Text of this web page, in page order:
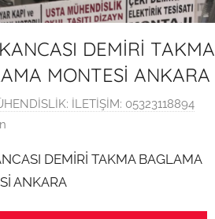
DEMİRİ TAKMA
MONTESİ ANKARA
İLETİŞİM: 05323118894
DEMİRİ TAKMA BAGLAMA
ANKARA